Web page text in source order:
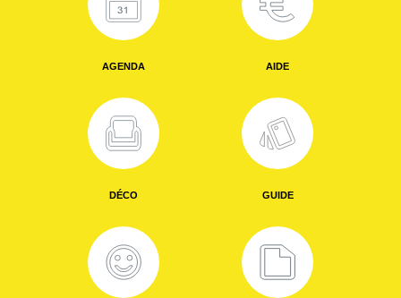
AGENDA AIDE
DÉCO GUIDE